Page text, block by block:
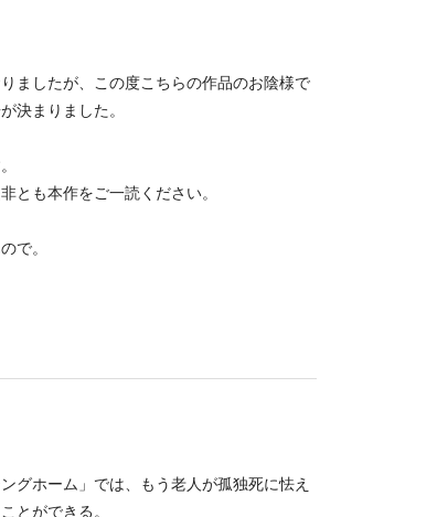
ましたが、この度こちらの作品のお陰様で
決まりました。
とも本作をご一読ください。
で。
グホーム」では、もう老人が孤独死に怯え
とができる。